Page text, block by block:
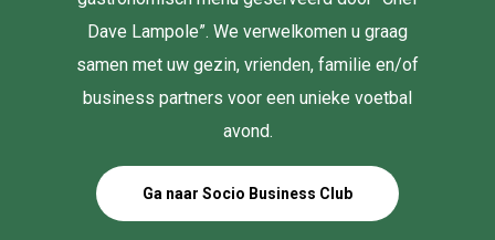
Dave Lampole”. We verwelkomen u graag
samen met uw gezin, vrienden, familie en/of
business partners voor een unieke voetbal
avond.
Ga naar Socio Business Club